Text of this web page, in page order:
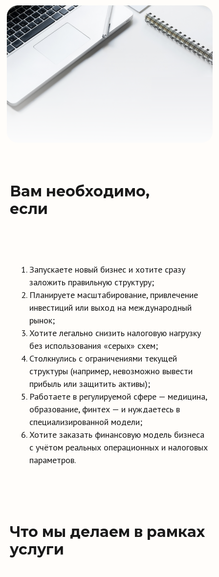
Вам необходимо,
если
Запускаете новый бизнес и хотите сразу
заложить правильную структуру;
Планируете масштабирование, привлечение
инвестиций или выход на международный
рынок;
Хотите легально снизить налоговую нагрузку
без использования «серых» схем;
Столкнулись с ограничениями текущей
структуры (например, невозможно вывести
прибыль или защитить активы);
Работаете в регулируемой сфере — медицина,
образование, финтех — и нуждаетесь в
специализированной модели;
Хотите заказать финансовую модель бизнеса
с учётом реальных операционных и налоговых
параметров.
Что мы делаем в рамках
услуги